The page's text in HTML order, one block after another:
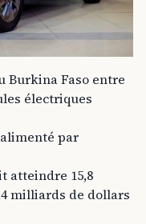
Burkina Faso entre
électriques
alimenté par
atteindre 15,8
milliards de dollars